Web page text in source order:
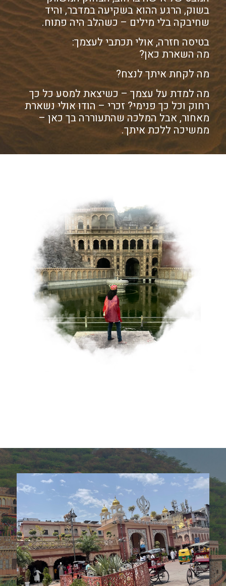
בשוק, הרגע ההוא בשקיעה במדבר, והיד
שחיבקה בלי מילים – כשהלב היה פתוח.
בטיסה חזרה, אולי תכתבי לעצמך:
מה השארת כאן?
מה לקחת איתך לנצח?
מה למדת על עצמך – כשיצאת למסע כל כך
רחוק וכל כך פנימי? זכרי – הודו אולי נשארת
מאחור, אבל המלכה שהתעוררה בך כאן –
ממשיכה ללכת איתך.